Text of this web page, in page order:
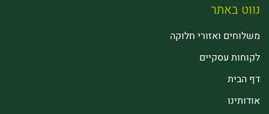
נווט באתר
משלוחים ואזורי חלוקה
לקוחות עסקיים
דף הבית
אודותינו